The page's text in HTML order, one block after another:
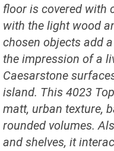
floor is covered with
with the light wood
chosen objects add
the impression of a
Caesarstone
island. This 4023
matt, urban texture,
rounded volumes.
and shelves, it